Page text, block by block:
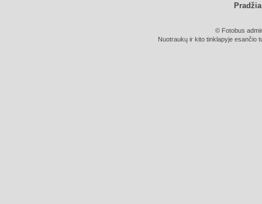
Pradžia
© Fotobus
Nuotraukų ir kito tinklapyje esančio